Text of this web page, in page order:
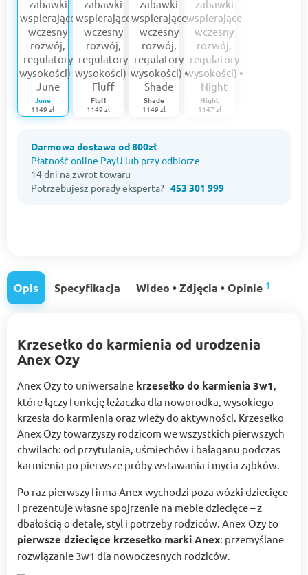
June
1149 zł
Night
1147 zł
Fluff
1149 zł
Shade
1149 zł
Darmowa dostawa od 800zł
Płatność online PayU lub przy odbiorze
14 dni na zwrot towaru
Potrzebujesz porady eksperta? 453 301 999
Opis Specyfikacja Wideo • Zdjęcia • Opinie 1
Krzesełko do karmienia od urodzenia
Anex Ozy
Anex Ozy to uniwersalne krzesełko do karmienia 3w1 ,
które łączy funkcję leżaczka dla noworodka, wysokiego
krzesła do karmienia oraz wieży do aktywności. Krzesełko
Anex Ozy towarzyszy rodzicom we wszystkich pierwszych
chwilach: od przytulania, uśmiechów i bałaganu podczas
karmienia po pierwsze próby wstawania i mycia ząbków.
Po raz pierwszy firma Anex wychodzi poza wózki dziecięce
i prezentuje własne spojrzenie na meble dziecięce – z
dbałością o detale, styl i potrzeby rodziców. Anex Ozy to
pierwsze dziecięce krzesełko marki Anex: przemyślane
rozwiązanie 3w1 dla nowoczesnych rodziców.